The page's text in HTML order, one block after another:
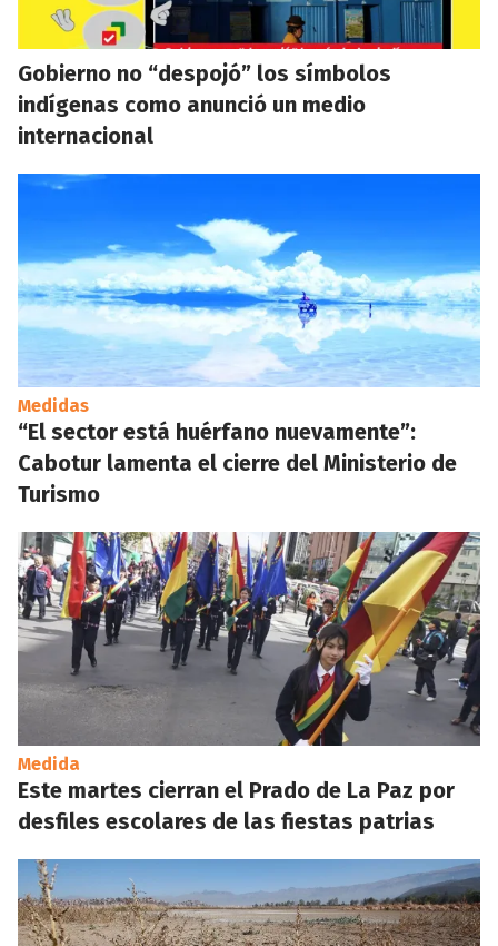
Gobierno no “despojó” los símbolos
indígenas como anunció un medio
internacional
Medidas
“El sector está huérfano nuevamente”:
Cabotur lamenta el cierre del Ministerio de
Turismo
Medida
Este martes cierran el Prado de La Paz por
desfiles escolares de las fiestas patrias